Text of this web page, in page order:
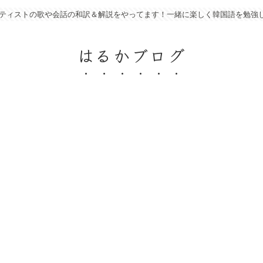
ィストの歌や会話の和訳＆解説をやってます！一緒に楽しく韓国語を勉強
はるかブログ